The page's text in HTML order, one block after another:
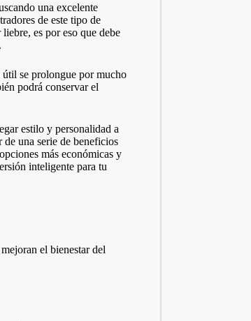
una excelente
de este tipo de
es por eso que debe
útil se prolongue por mucho
podrá conservar el
estilo y personalidad a
una serie de beneficios
más económicas y
inteligente para tu
el bienestar del